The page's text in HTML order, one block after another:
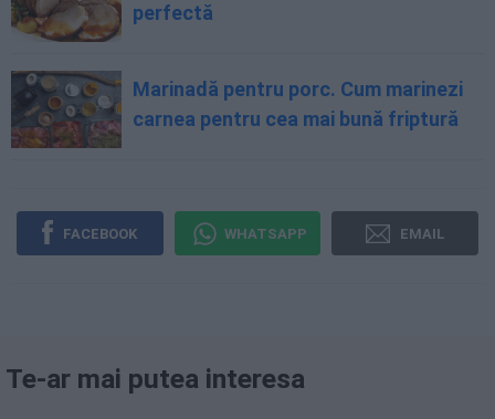
perfectă
Marinadă pentru porc. Cum marinezi
carnea pentru cea mai bună friptură
FACEBOOK WHATSAPP EMAIL
Te-ar mai putea interesa